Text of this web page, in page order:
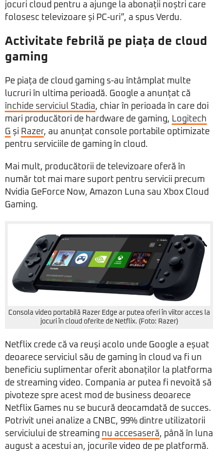
jocuri cloud pentru a ajunge la abonații noștri care
folosesc televizoare și PC-uri”, a spus Verdu.
Activitate febrilă pe piața de cloud
gaming
Pe piața de cloud gaming s-au întâmplat multe
lucruri în ultima perioadă. Google a anunțat că
închide serviciul Stadia, chiar în perioada în care doi
mari producători de hardware de gaming, Logitech
G și Razer, au anunțat console portabile optimizate
pentru serviciile de gaming în cloud.
Mai mult, producătorii de televizoare oferă în
număr tot mai mare suport pentru servicii precum
Nvidia GeForce Now, Amazon Luna sau Xbox Cloud
Gaming.
Consola video portabilă Razer Edge ar putea oferi în viitor acces la
jocuri în cloud oferite de Netflix. (Foto: Razer)
Netflix crede că va reuși acolo unde Google a eșuat
deoarece serviciul său de gaming în cloud va fi un
beneficiu suplimentar oferit abonaților la platforma
de streaming video. Compania ar putea fi nevoită să
pivoteze spre acest mod de business deoarece
Netflix Games nu se bucură deocamdată de succes.
Potrivit unei analize a CNBC, 99% dintre utilizatorii
serviciului de streaming nu accesaseră, până în luna
august a acestui an, jocurile video de pe platformă.